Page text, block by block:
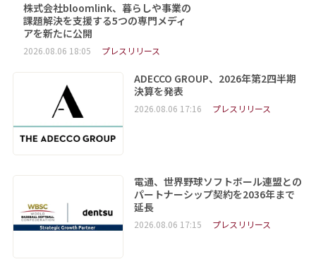
株式会社bloomlink、暮らしや事業の
課題解決を支援する5つの専門メディ
アを新たに公開
2026.08.06 18:05 プレスリリース
ADECCO GROUP、2026年第2四半期
決算を発表
2026.08.06 17:16 プレスリリース
電通、世界野球ソフトボール連盟との
パートナーシップ契約を2036年まで
延長
2026.08.06 17:15 プレスリリース